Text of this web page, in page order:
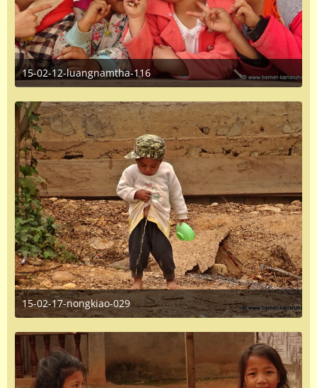
15-02-12-luangnamtha-116
June 16, 2016 at 1:35 PM
1
15-02-17-nongkiao-029
June 16, 2016 at 1:35 PM
1